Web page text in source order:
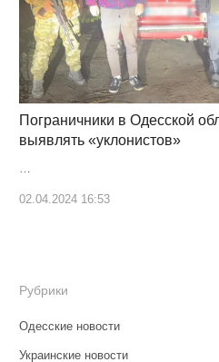
Пограничники в Одесской
выявлять «уклонистов»
02.04.2024 16:53
Рубрики
Одесские новости
Украинские новости